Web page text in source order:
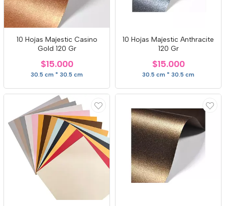
10 Hojas Majestic Casino
Gold 120 Gr
$15.000
30.5 cm * 30.5 cm
10 Hojas Majestic Anthracite
120 Gr
$15.000
30.5 cm * 30.5 cm